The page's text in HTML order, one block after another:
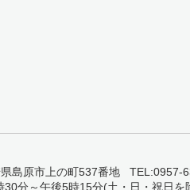
島原市上の町537番地 TEL:0957-
分～午後5時15分(土・日・祝日を